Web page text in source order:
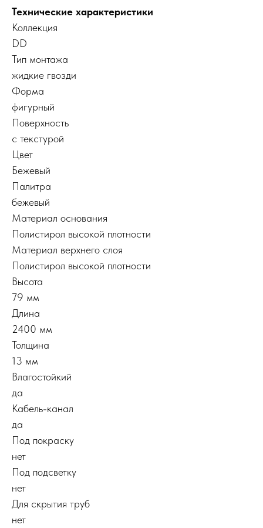
Технические характеристики
Коллекция
DD
Тип монтажа
жидкие гвозди
Форма
фигурный
Поверхность
с текстурой
Цвет
Бежевый
Палитра
бежевый
Материал основания
Полистирол высокой плотности
Материал верхнего слоя
Полистирол высокой плотности
Высота
79 мм
Длина
2400 мм
Толщина
13 мм
Влагостойкий
да
Кабель-канал
да
Под покраску
нет
Под подсветку
нет
Для скрытия труб
нет